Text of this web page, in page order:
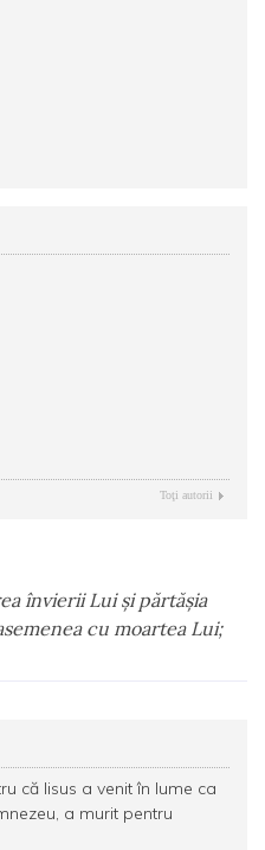
Toţi autorii
învierii Lui şi părtăşia
cu moartea Lui;
că Iisus a venit în lume ca
a murit pentru